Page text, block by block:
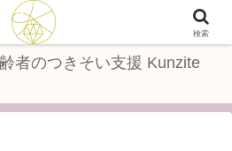
援で、暮らしに笑顔を
者のつきそい支援 Kunzite
検索